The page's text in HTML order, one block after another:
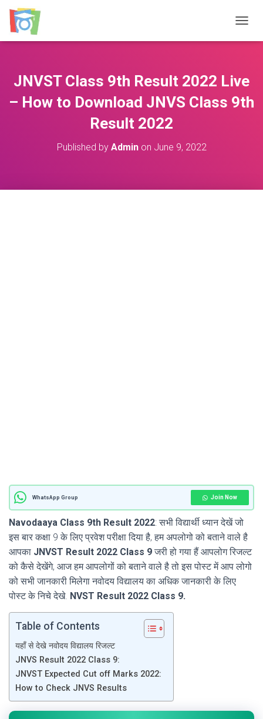
JNVST Class 9th Result 2022 Live
– How to Download JNVS Class 9th
Result 2022
Published by Adminon June 9, 2022
WhatsApp Group Join Now
Navodaaya Class 9th Result 2022: सभी विद्यार्थी ध्यान देखें जो
इस बार कक्षा 9 के लिए प्रवेश परीक्षा दिया है, हम अपलोगो को बताने वाले है
आपका JNVST Result 2022 Class 9जरी हो गया हैं आपलोग रिजल्ट
को कैसे देखेंगे, आज हम आपलोगों को बताने वाले है तो इस पोस्ट में आप लोगो
को सभी जानकारी मिलेगा नवोदय विद्यालय का अधिक जानकारी के लिए
पोस्ट के निचे देखे. NVST Result 2022 Class 9.
Table of Contents
यहाँ से देखे नवोदय विद्यालय रिजल्ट
JNVS Result 2022 Class 9:
JNVST Expected Cut off Marks 2022:
How to Check JNVS Results